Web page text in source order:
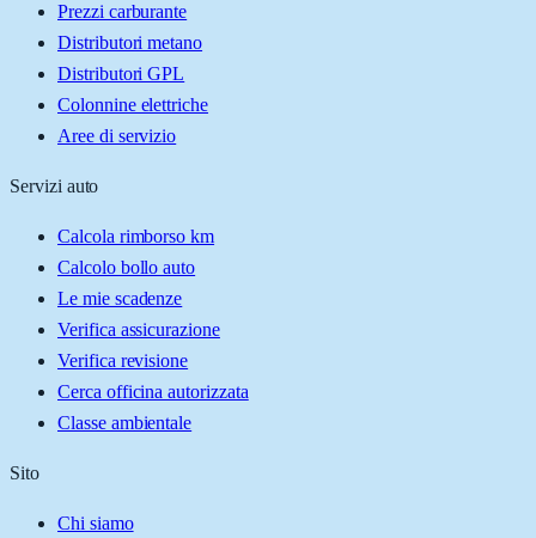
Prezzi carburante
Distributori metano
Distributori GPL
Colonnine elettriche
Aree di servizio
Servizi auto
Calcola rimborso km
Calcolo bollo auto
Le mie scadenze
Verifica assicurazione
Verifica revisione
Cerca officina autorizzata
Classe ambientale
Sito
Chi siamo